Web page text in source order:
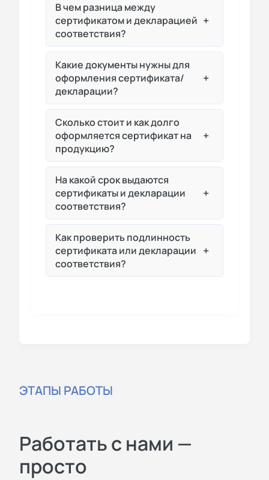
В чем разница между
сертификатом и декларацией
соответствия?
+
Какие документы нужны для
оформления сертификата/
декларации?
+
Сколько стоит и как долго
оформляется сертификат на
продукцию?
+
На какой срок выдаются
сертификаты и декларации
соответствия?
+
Как проверить подлинность
сертификата или декларации
соответствия?
+
ЭТАПЫ РАБОТЫ
Работать с нами —
просто